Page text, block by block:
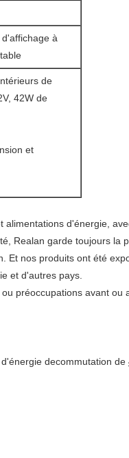
à
de
42W de
et
d'énergie,
Realan garde toujours la
nos produits ont été
et d'autres pays.
préoccupations avant ou
decommutation de